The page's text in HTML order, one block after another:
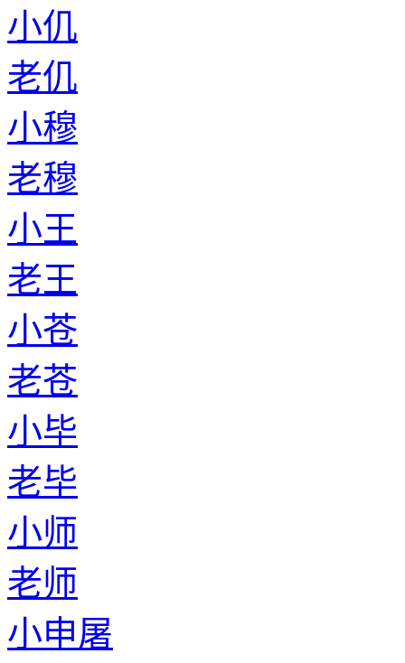
小仉
老仉
小穆
老穆
小王
老王
小苍
老苍
小毕
老毕
小师
老师
小申屠